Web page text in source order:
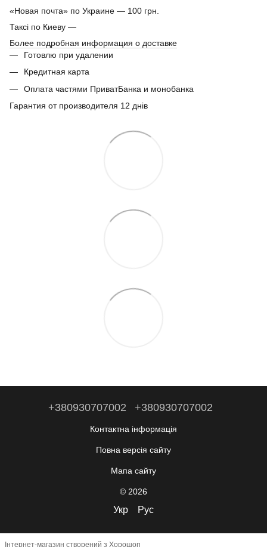
«Новая почта» по Украине — 100 грн.
Таксі по Киеву —
Более подробная информация о доставке
Готовлю при удалении
Кредитная карта
Оплата частями ПриватБанка и монобанка
Гарантия от производителя 12 днів
+380930707002 +380930707002
Контактна інформація
Повна версія сайту
Мапа сайту
© 2026
Укр Рус
Інтернет-магазин створений з Хорошоп